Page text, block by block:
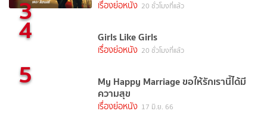
3 เรื่องย่อหนัง 20 ชั่วโมงที่แล้ว
4 Girls Like Girls
เรื่องย่อหนัง 20 ชั่วโมงที่แล้ว
5 My Happy Marriage ขอให้รักเรานี้ได้มี
ความสุข
เรื่องย่อหนัง 17 มิ.ย. 66